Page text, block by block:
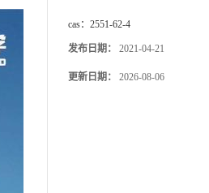
cas： 2551-62-4
发布日期： 2021-04-21
更新日期： 2026-08-06